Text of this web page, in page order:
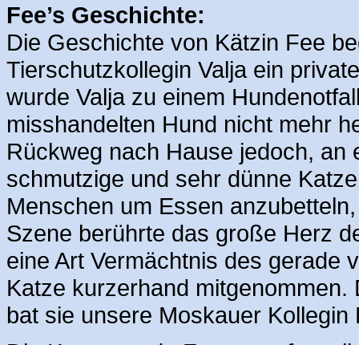
Fee’s Geschichte:
Die Geschichte von Kätzin Fee
Tierschutzkollegin Valja ein
wurde Valja zu einem
misshandelten Hund nicht mehr
Rückweg nach Hause jedoch, an
schmutzige und sehr dünne
Menschen um Essen
Szene berührte das große Herz
eine Art Vermächtnis des gerade
Katze kurzerhand mitgenommen.
bat sie unsere Moskauer